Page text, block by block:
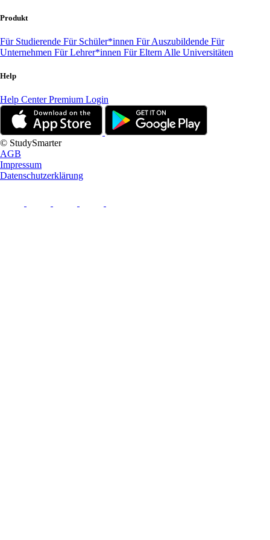
Produkt
Für Studierende Für Schüler*innen Für Auszubildende Für
Unternehmen Für Lehrer*innen Für Eltern Alle Universitäten
Help
Help CenterPremium Login
© StudySmarter
AGB
Impressum
Datenschutzerklärung